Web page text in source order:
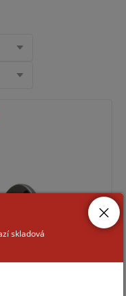
skladová